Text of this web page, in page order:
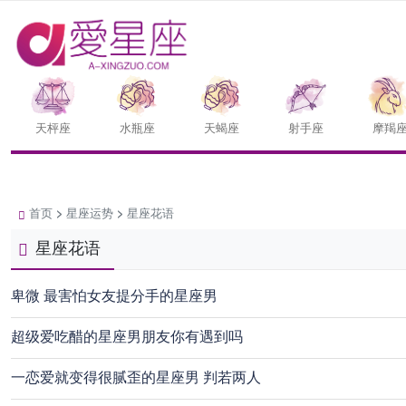
天枰座 水瓶座 天蝎座 射手座 摩羯
首页 > 星座运势 > 星座花语
星座花语
卑微 最害怕女友提分手的星座男
超级爱吃醋的星座男朋友你有遇到吗
一恋爱就变得很腻歪的星座男 判若两人